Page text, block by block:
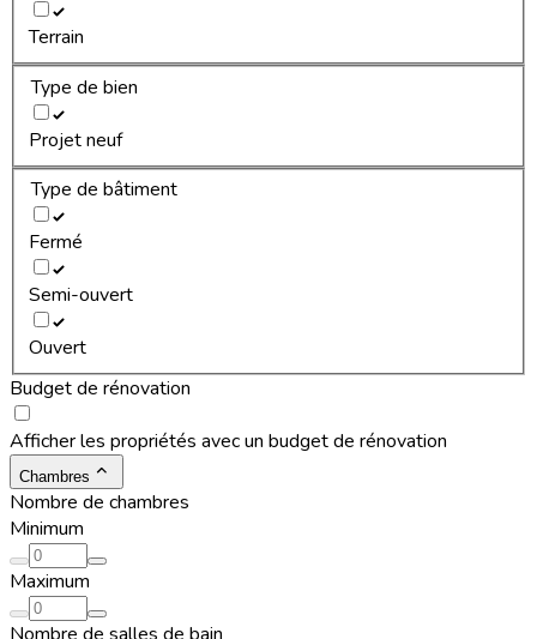
Terrain
Type de bien
Projet neuf
Type de bâtiment
Fermé
Semi-ouvert
Ouvert
Budget de rénovation
Afficher les propriétés avec un budget de rénovation
Chambres
Nombre de chambres
Minimum
Maximum